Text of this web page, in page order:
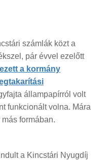
számlák közt a
pár évvel ezelőtt
a kormány
állampapírról volt
funkcionált volna. Mára
formában.
a Kincstári Nyugdíj